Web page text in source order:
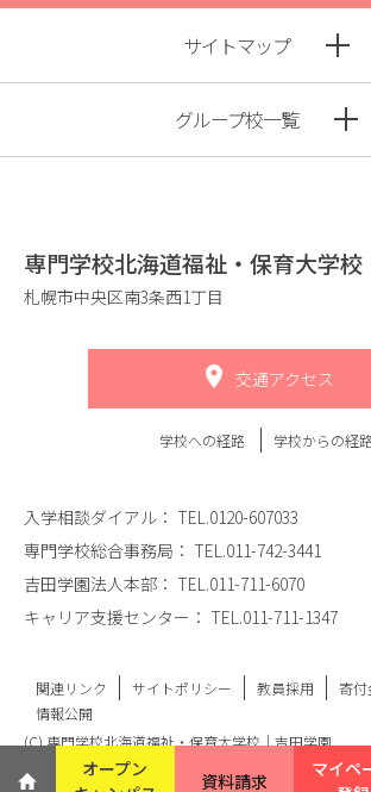
サイトマップ
グループ校一覧
専門学校北海道福祉・保育大学校
札幌市中央区南3条西1丁目
交通アクセス
学校への経路 学校からの経
入学相談ダイアル： TEL.0120-607033
専門学校総合事務局： TEL.011-742-3441
吉田学園法人本部： TEL.011-711-6070
キャリア支援センター： TEL.011-711-1347
関連リンク サイトポリシー 教員採用
寄
情報公開
(C) 専門学校北海道福祉・保育大学校｜吉田学園
オープン
資料請求
マイペ